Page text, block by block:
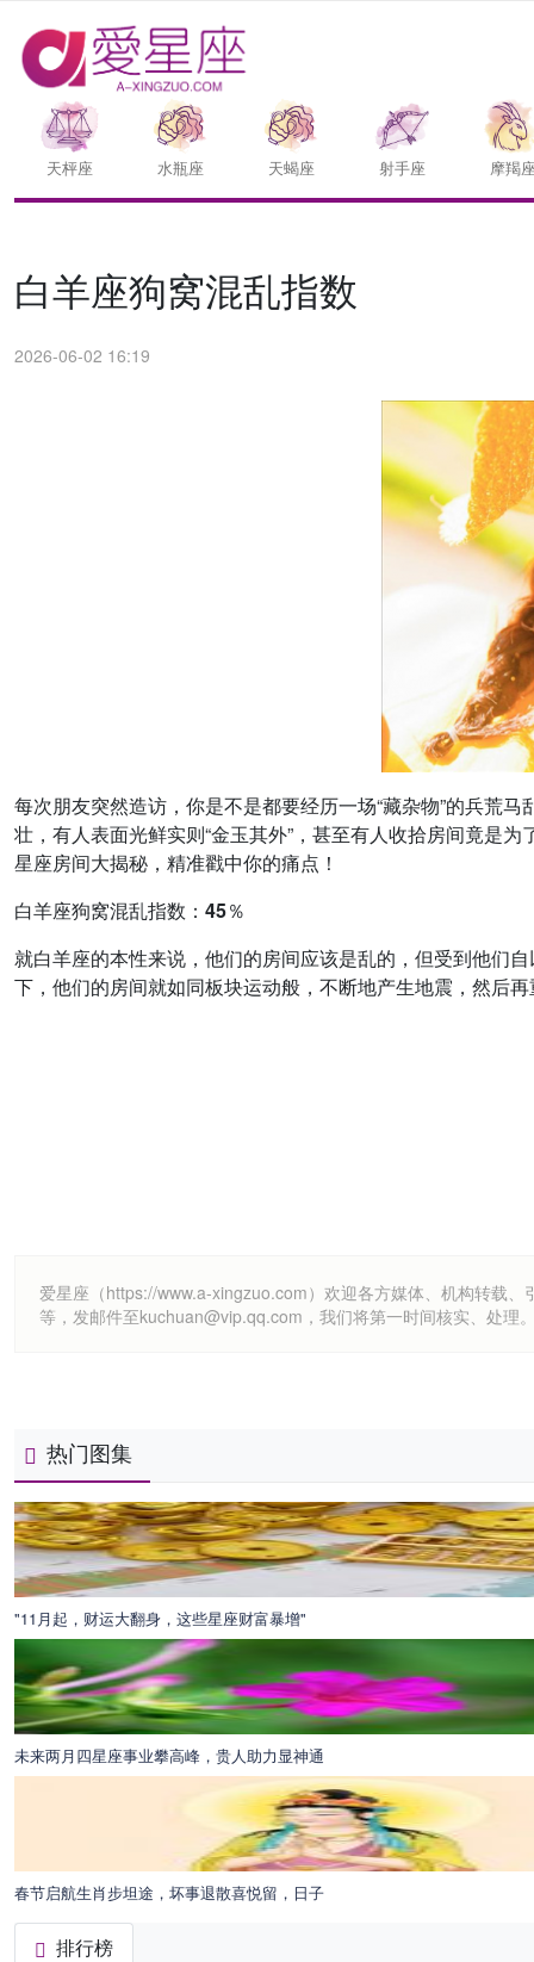
天枰座 水瓶座 天蝎座 射手座 摩羯
白羊座狗窝混乱指数
2026-06-02 16:19
每次朋友突然造访，你是不是都要经历一场“藏杂物”的兵荒
壮，有人表面光鲜实则“金玉其外”，甚至有人收拾房间竟是
星座房间大揭秘，精准戳中你的痛点！
白羊座狗窝混乱指数：45％
就白羊座的本性来说，他们的房间应该是乱的，但受到他们
下，他们的房间就如同板块运动般，不断地产生地震，然后
爱星座（https://www.a-xingzuo.com）欢迎各方媒体、机构转载
等，发邮件至kuchuan@vip.qq.com，我们将第一时间核实、处理
热门图集
"11月起，财运大翻身，这些星座财富暴增"
未来两月四星座事业攀高峰，贵人助力显神通
春节启航生肖步坦途，坏事退散喜悦留，日子
排行榜